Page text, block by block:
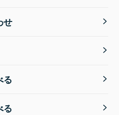
せ
る
る